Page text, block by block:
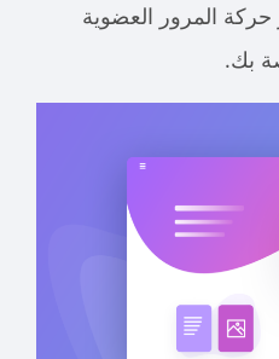
المرور العضوية